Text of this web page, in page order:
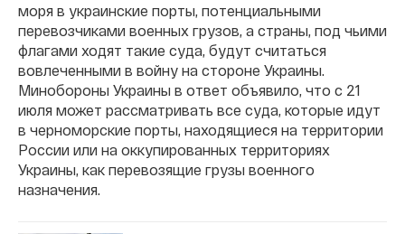
моря в украинские порты, потенциальными
перевозчиками военных грузов, а страны, под чьими
флагами ходят такие суда, будут считаться
вовлеченными в войну на стороне Украины.
Минобороны Украины в ответ объявило, что с 21
июля может рассматривать все суда, которые идут
в черноморские порты, находящиеся на территории
России или на оккупированных территориях
Украины, как перевозящие грузы военного
назначения.